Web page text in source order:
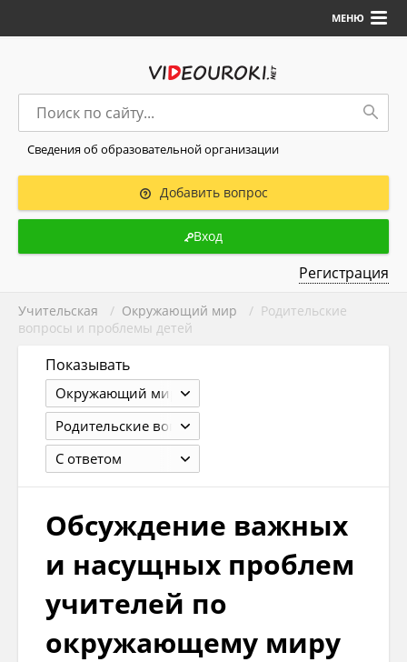
МЕНЮ
Сведения об образовательной организации
Добавить вопрос
Вход
Регистрация
Учительская / Окружающий мир
/ Родительские
вопросы и проблемы детей
Показывать
Окружающий мир
Родительские вопросы и проблемы детей
С ответом
Обсуждение важных
и насущных проблем
учителей по
окружающему миру